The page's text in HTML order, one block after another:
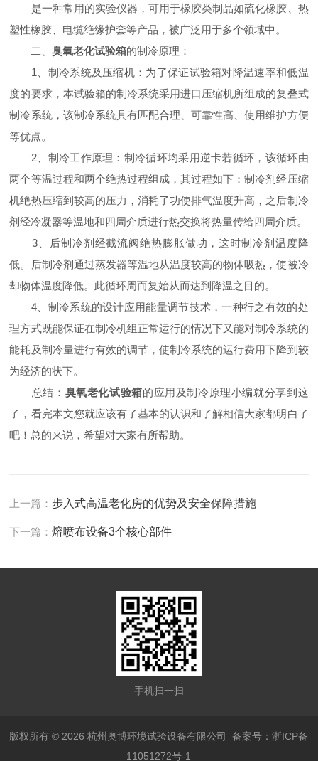
是一种常用的实验仪器，可用于橡胶类制品如硫化橡胶、热
塑性橡胶、电缆绝缘护套等产品，被广泛用于多个领域中。
二、臭氧老化试验箱的制冷原理：
1、制冷系统及压缩机：为了保证试验箱对降温速率和低温
度的要求，本试验箱的制冷系统采用进口压缩机所组成的复叠式
制冷系统，该制冷系统具有匹配合理、可靠性高、使用维护方便
等优点。
2、制冷工作原理：制冷循环均采用逆卡若循环，该循环由
两个等温过程和两个绝热过程组成，其过程如下：制冷剂经压缩
机绝热压缩到较高的压力，消耗了功使排气温度升高，之后制冷
剂经冷凝器等温地和四周介质进行热交换将热量传给四周介质。
3、后制冷剂经截流阀绝热膨胀做功，这时制冷剂温度降
低。后制冷剂通过蒸发器等温地从温度较高的物体吸热，使被冷
却物体温度降低。此循环周而复始从而达到降温之目的。
4、制冷系统的设计应用能量调节技术，一种行之有效的处
理方式既能保证在制冷机组正常运行的情况下又能对制冷系统的
能耗及制冷量进行有效的调节，使制冷系统的运行费用下降到较
为经济的状下。
总结： 臭氧老化试验箱的应用及制冷原理小编就分享到这
了，看完本文您就应该有了基本的认识和了解相信大家都明白了
吧！总的来说，希望对大家有所帮助。
上一篇： 步入式高温老化房的优势及安全保障措施
下一篇：熔喷布设备3个核心部件
手机扫一扫
版权所有 © 2026 杭州奥博环境试验设备有限公司备案号：浙ICP备
11051272号-1